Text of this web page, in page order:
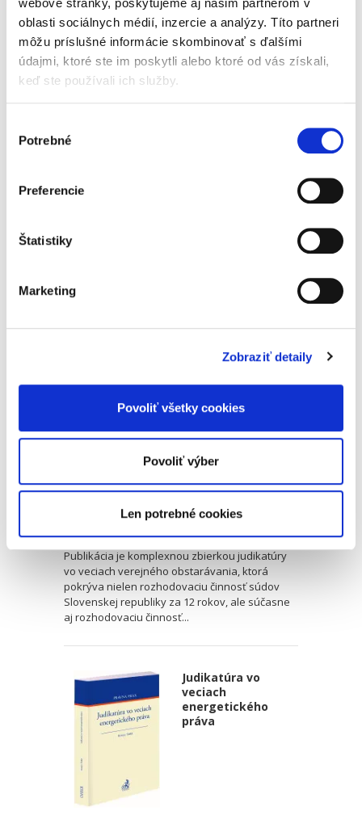
oblasti sociálnych médií, inzercie a analýzy. Títo partneri
môžu príslušné informácie skombinovať s ďalšími
údajmi, ktoré ste im poskytli alebo ktoré od vás získali,
keď ste používali ich služby.
súhlasu
Potrebné
Preferencie
Štatistiky
Marketing
Zobraziť detaily
Povoliť všetky cookies
Povoliť výber
Len potrebné cookies
Právo startupových
spoločností. Správa,
financovanie a
duševné
vlastníctvo
49,00 €
46,67 €
jazykom odborne spracovanú tematiku právnej
veciach verejného
Juraj Hedera
s DPH
Publikácia je komplexnou zbierkou judikatúry
vo veciach verejného obstarávania, ktorá
pokrýva nielen rozhodovaciu činnosť súdov
Slovenskej republiky za 12 rokov, ale súčasne
aj rozhodovaciu činnosť...
Judikatúra vo
veciach
energetického
práva